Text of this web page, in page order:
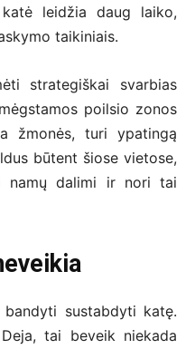
leidžia daug laiko,
taikiniais.
strategiškai svarbias
poilsio zonos
žmonės, turi ypatingą
būtent šiose vietose,
namų dalimi ir nori tai
sustabdyti katę.
tai beveik niekada